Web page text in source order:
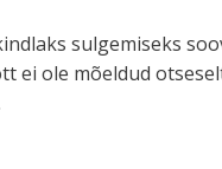
sulgemiseks
ei ole mõeldud